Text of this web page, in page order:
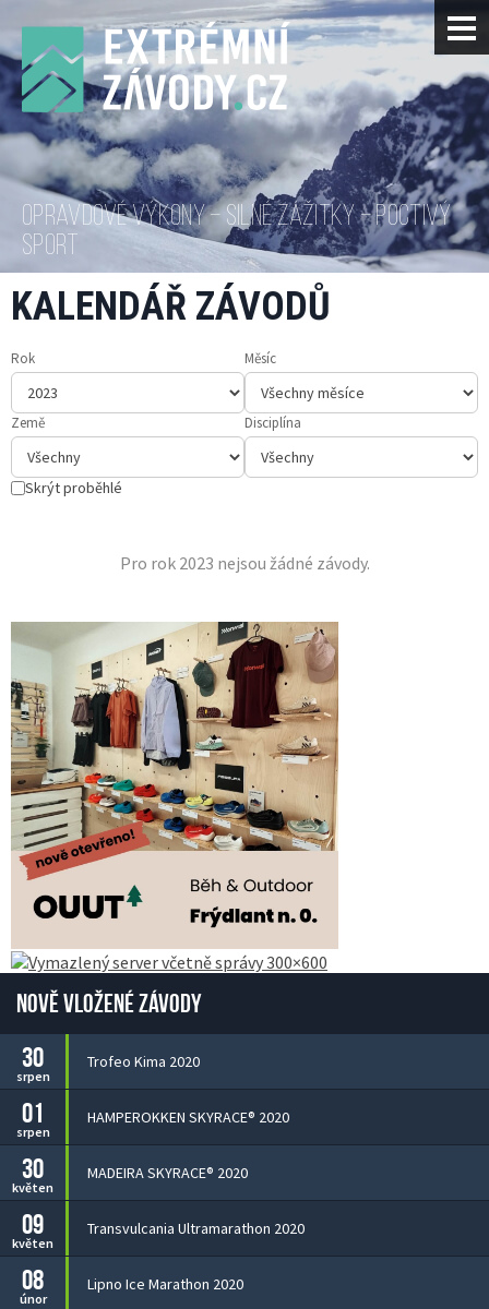
OPRAVDOVÉ VÝKONY – SILNÉ ZÁŽITKY – POCTIVÝ
SPORT
KALENDÁŘ ZÁVODŮ
Rok Měsíc
Země Disciplína
Skrýt proběhlé
Pro rok 2023 nejsou žádné závody.
Nově vložené závody
30
srpen
Trofeo Kima 2020
01
srpen
HAMPEROKKEN SKYRACE® 2020
30
květen
MADEIRA SKYRACE® 2020
09
květen
Transvulcania Ultramarathon 2020
08
únor
Lipno Ice Marathon 2020